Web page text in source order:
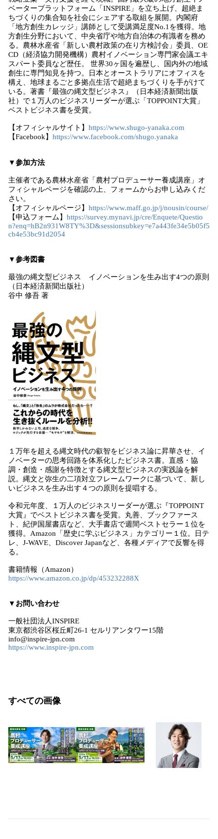
ベータープラットフォーム「INSPIRE」を立ち上げ、超絶ま
ちづくりの集合知を社会にシェアする取組を展開。内閣府
「地方創生カレッジ」講師として受講満足度No.1を獲得。地
方創生分野において、中央省庁や地方自治体の有識者を務め
る。農林水産省「新しい農村政策の在り方検討会」委員、OE
CD（経済協力開発機構）農村イノベーション専門家会議エキ
スパート委員など歴任。 世界30ヶ国を遍歴し、国内外の地域
創生に専門知見を持つ。日本とオーストラリアにオフィスを
構え、地球まるごと多拠点生活で超絶まちづくりを手がけて
いる。著書『最強の縄文型ビジネス』（日本経済新聞出版
社）で１万人のビジネスリーダーが選ぶ「TOPPOINT大賞」
ベストビジネス書を受賞。
【オフィシャルサイト】 https://www.shugo-yanaka.com
【Facebook】 https://www.facebook.com/shugo.yanaka
▼参加方法
主催者である農林水産省「農村プロデューサー養成講座」オ
フィシャルページを確認の上、フォームからお申し込みくだ
さい。
【オフィシャルページ】 https://www.maff.go.jp/j/nousin/course/
【申込フォーム】 https://survey.mynavi.jp/cre/Enquete/Questio
n?enq=hB2n931W8TY%3D&sessionsubkey=e7a443fe34e5b05f5
cb4e53bc91d2054
▼参考図書
最強の縄文型ビジネス イノベーションを生み出す4つの原則
（日本経済新聞出版社）
谷中 修吾 著
１万年を超える縄文時代の叡智をビジネス論に昇華させ、イ
ノベーターの思考回路を体系化したビジネス書。直感・協
調・創造・感謝を特徴とする縄文型ビジネスの実践論を解
説。縄文と弥生の二項対立フレームワークに基づいて、新し
いビジネスを生み出す４つの原則を提唱する。
令和元年度、１万人のビジネスリーダーが選ぶ『TOPPOINT
大賞』でベストビジネス書を受賞。丸善、ブックファース
ト、紀伊国屋書店など、大手書店で週間ベストセラー１位を
獲得。Amazon「歴史に学ぶビジネス」カテゴリー１位。日テ
レ、J-WAVE、Discover Japanなど、各種メディアで反響を得
る。
書籍情報（Amazon）
https://www.amazon.co.jp/dp/453232288X
▼お問い合わせ
一般社団法人INSPIRE
東京都渋谷区桜丘町26-1 セルリアンタワー15階
info@inspire-jpn.com
https://www.inspire-jpn.com
すべての画像